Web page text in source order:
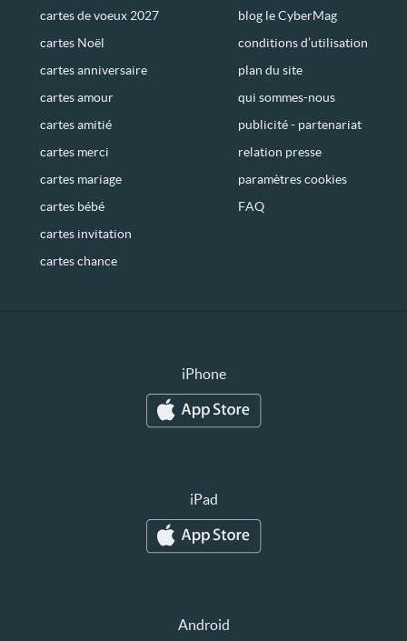
cartes de voeux 2027
cartes Noël
cartes anniversaire
cartes amour
cartes amitié
cartes merci
cartes mariage
cartes bébé
cartes invitation
cartes chance
blog le CyberMag
conditions d’utilisation
plan du site
qui sommes-nous
publicité - partenariat
relation presse
paramètres cookies
FAQ
iPhone
iPad
Android